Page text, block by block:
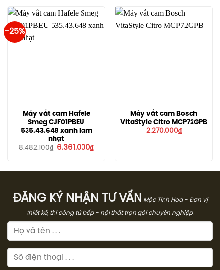
-25%
Máy vắt cam Hafele
Smeg CJF01PBEU
535.43.648 xanh lam
nhạt
8.482.100₫
Giá
6.361.000₫Giá
6.361.000₫.
Máy vắt cam Bosch
VitaStyle Citro MCP72GPB
2.270.000₫
ĐĂNG KÝ NHẬN TƯ VẤN Mộc Tinh Hoa - Đơn vị
thiết kế, thi công tủ bếp - nội thất trọn gói chuyên nghiệp.